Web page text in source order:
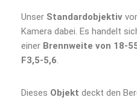
Unser Standardobjektiv
Kamera dabei. Es handelt
einer Brennweite von 18-
F3,5-5,6.
Dieses Objekt deckt den